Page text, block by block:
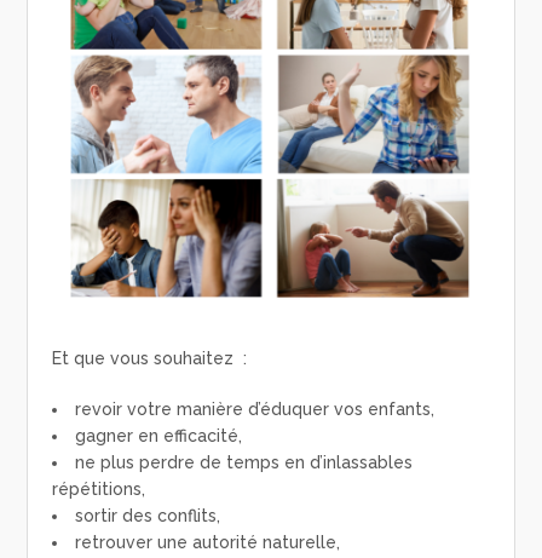
Et que vous souhaitez :
revoir votre manière d’éduquer vos enfants,
gagner en efficacité,
ne plus perdre de temps en d’inlassables
répétitions,
sortir des conflits,
retrouver une autorité naturelle,